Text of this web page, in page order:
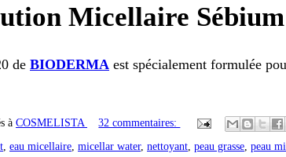
Micellaire
de BIODERMA est spécialement formulée
à COSMELISTA
32 commentaires:
eau micellaire micellar water, nettoyant peau grasse peau